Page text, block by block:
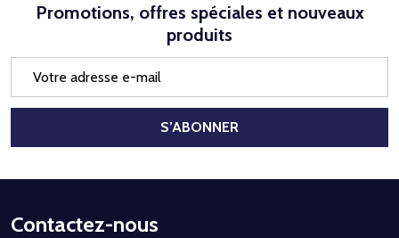
Promotions, offres spéciales et nouveaux
produits
mail
S’ABONNER
Début
Contactez-nous